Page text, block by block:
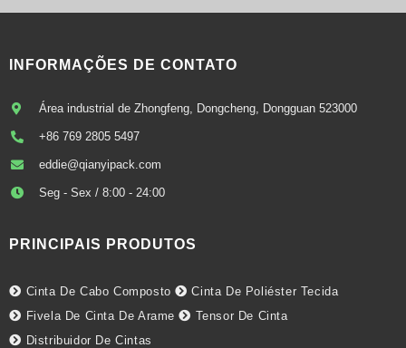
INFORMAÇÕES DE CONTATO
Área industrial de Zhongfeng, Dongcheng, Dongguan 523000
+86 769 2805 5497
eddie@qianyipack.com
Seg - Sex / 8:00 - 24:00
PRINCIPAIS PRODUTOS
Cinta De Cabo Composto
Cinta De Poliéster Tecida
Fivela De Cinta De Arame
Tensor De Cinta
Distribuidor De Cintas